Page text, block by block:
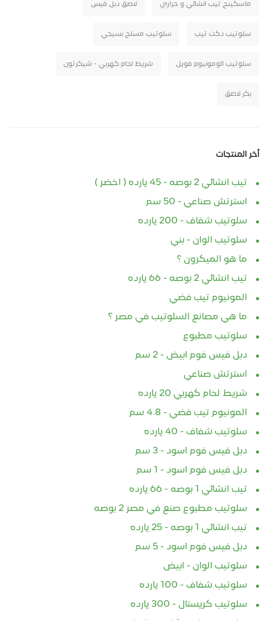
ماسكينج تيب انشائي و حراري لاصق دبل فيس
سلوتيب دكت تيب سلوتيب مسلح نسيجي
سلوتيب الومونيوم فويل شريط لحام كهربي - شيكرتون
بكر لاصق
أخر المنتجات
تيب انشائي 2 بوصه - 45 يارده ( اخضر )
استرتش صناعي - 50 سم
سلوتيب شفاف - 200 يارده
سلوتيب الوان - بني
ما هو الميكرون ؟
تيب انشائي 2 بوصه - 66 يارده
المونيوم تيب فضي
ما هي مصانع السلوتيب في مصر ؟
سلوتيب مطبوع
دبل فيس فوم ابيض - 2 سم
استرتش صناعي
شريط لحام كهربي 20 يارده
المونيوم تيب فضي - 4.8 سم
سلوتيب شفاف - 40 يارده
دبل فيس فوم اسود - 3 سم
دبل فيس فوم اسود - 1 سم
تيب انشائي 1 بوصه - 66 يارده
سلوتيب مطبوع صنع في مصر 2 بوصه
تيب انشائي 1 بوصه - 25 يارده
دبل فيس فوم اسود - 5 سم
سلوتيب الوان - ابيض
سلوتيب شفاف - 100 يارده
سلوتيب كريستال - 300 يارده